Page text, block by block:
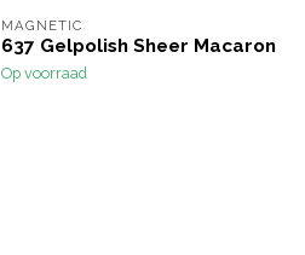
MAGNETIC
637 Gelpolish Sheer Macaron
Op voorraad